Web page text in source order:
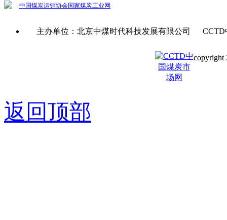
中国煤炭运销协会国家煤炭工业网
主办单位：北京中煤时代科技发展有限公司
copyright
返回顶部